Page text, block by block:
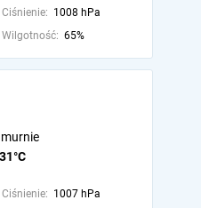
Ciśnienie: 1008 hPa
Wilgotność: 65%
31°C
Ciśnienie: 1007 hPa